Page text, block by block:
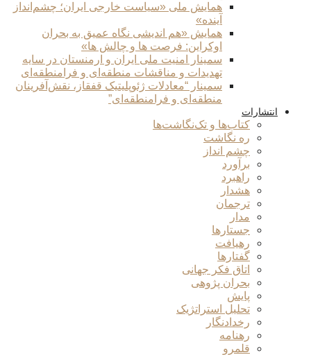
همایش ملی «سیاست خارجی ایران؛ چشم‌انداز
آینده»
همایش «هم اندیشی نگاه عمیق به بحران
اوکراین: فرصت ها و چالش ها»
سمینار امنیت ملی ایران و ارمنستان در سایه
تهدیدات و مناقشات منطقه‌ای و فرامنطقه‌ای
سمینار “معادلات ژئوپلیتیک قفقاز، نقش‌آفرینان
منطقه‌ای و فرامنطقه‌ای”
انتشارات
کتاب‌ها و تک‌نگاشت‌ها
ره نگاشت
چشم انداز
برآورد
راهبرد
هشدار
ترجمان
مدار
جستارها
رهیافت
گفتارها
اتاق فکر جهانی
بحران پژوهی
پایش
تحلیل استراتژیک
رخدادنگار
رهنامه
قلمرو